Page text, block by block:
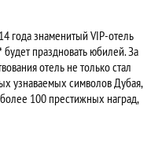
года знаменитый VIP-отель
праздновать юбилей. За
отель не только стал
узнаваемых символов Дубая,
100 престижных наград,